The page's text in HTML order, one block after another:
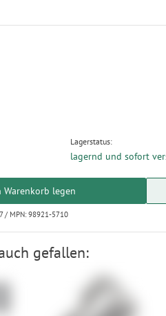
Lagerstatus:
lagernd und sofort
Warenkorb legen
/ MPN: 98921-5710
gefallen: